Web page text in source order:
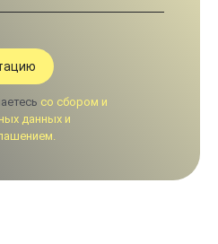
со сбором и
данных и